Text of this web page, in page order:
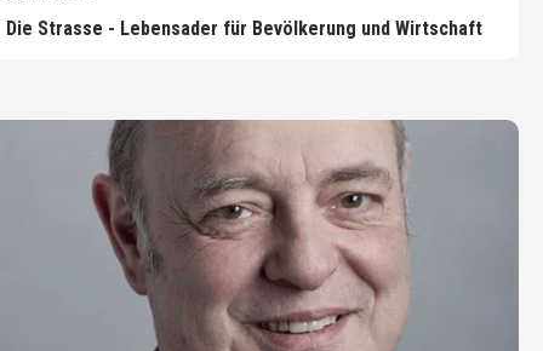
Die Strasse - Lebensader für Bevölkerung und Wirtschaft